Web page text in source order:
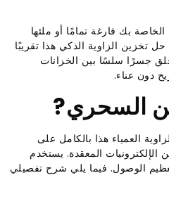
بك فارغة تمامًا أو ملئها
تخزين الزاوية الذكي هذا تقريبًا
جسرًا سلسًا بين الخزانات
دون عناء.
السحري?
العمياء هذا بالكامل على
الإلكترونيات المعقدة. يستخدم
الوصول. فيما يلي شرح تفصيلي